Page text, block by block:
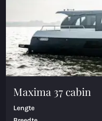
Maxima 37 cabin
Lengte